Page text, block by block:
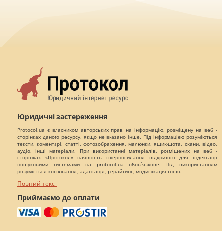
Юридичні застереження
Protocol.ua є власником авторських прав на інформацію, розміщену на веб -
сторінках даного ресурсу, якщо не вказано інше. Під інформацією розуміються
тексти, коментарі, статті, фотозображення, малюнки, ящик-шота, скани, відео,
аудіо, інші матеріали. При використанні матеріалів, розміщених на веб -
сторінках «Протокол» наявність гіперпосилання відкритого для індексації
пошуковими системами на protocol.ua обов`язкове. Під використанням
розуміється копіювання, адаптація, рерайтинг, модифікація тощо.
Повний текст
Приймаємо до оплати